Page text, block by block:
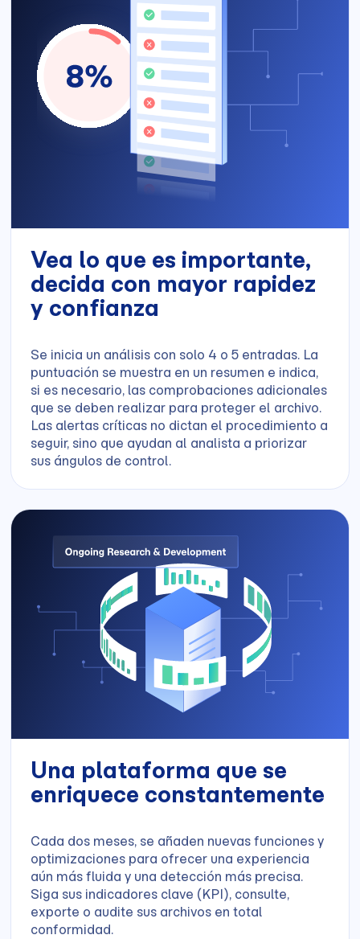
Vea lo que es importante,
decida con mayor rapidez
y confianza
Se inicia un análisis con solo 4 o 5 entradas. La
puntuación se muestra en un resumen e indica,
si es necesario, las comprobaciones adicionales
que se deben realizar para proteger el archivo.
Las alertas críticas no dictan el procedimiento a
seguir, sino que ayudan al analista a priorizar
sus ángulos de control.
Una plataforma que se
enriquece constantemente
Cada dos meses, se añaden nuevas funciones y
optimizaciones para ofrecer una experiencia
aún más fluida y una detección más precisa.
Siga sus indicadores clave (KPI), consulte,
exporte o audite sus archivos en total
conformidad.